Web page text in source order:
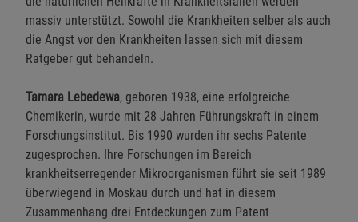
massiv unterstützt. Sowohl die Krankheiten selber als auch
die Angst vor den Krankheiten lassen sich mit diesem
Ratgeber gut behandeln.
Tamara Lebedewa, geboren 1938, eine erfolgreiche
Chemikerin, wurde mit 28 Jahren Führungskraft in einem
Forschungsinstitut. Bis 1990 wurden ihr sechs Patente
zugesprochen. Ihre Forschungen im Bereich
krankheitserregender Mikroorganismen führt sie seit 1989
überwiegend in Moskau durch und hat in diesem
Zusammenhang drei Entdeckungen zum Patent